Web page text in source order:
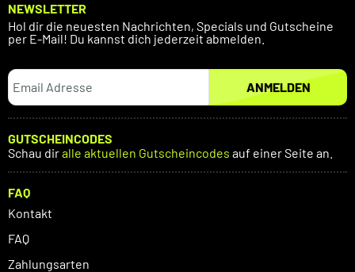
NEWSLETTER
Hol dir die neuesten Nachrichten, Specials und Gutscheine
per E-Mail! Du kannst dich jederzeit abmelden.
ANMELDEN
GUTSCHEINCODES
Schau diralle aktuellen Gutscheincodes auf einer Seite an.
FAQ
Kontakt
FAQ
Zahlungsarten